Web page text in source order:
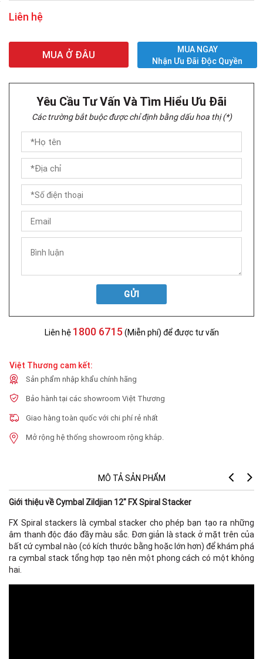
Liên hệ
MUA Ở ĐÂU
MUA NGAY
Nhận Ưu Đãi Độc Quyền
Yêu Cầu Tư Vấn Và Tìm Hiểu Ưu Đãi
Các trường bắt buộc được chỉ định bằng dấu hoa thị (*)
GỬI
Liên hệ 1800 6715 (Miễn phí) để được tư vấn
Việt Thương cam kết:
Sản phẩm nhập khẩu chính hãng
Bảo hành tại các showroom Việt Thương
Giao hàng toàn quốc với chi phí rẻ nhất
Mở rộng hệ thống showroom rộng khắp.
MÔ TẢ SẢN PHẨM
Giới thiệu về Cymbal Zildjian 12" FX Spiral Stacker
FX Spiral stackers là cymbal stacker cho phép bạn tạo ra những
âm thanh độc đáo đầy màu sắc. Đơn giản là stack ở mặt trên của
bất cứ cymbal nào (có kích thước bằng hoặc lớn hơn) để khám phá
ra cymbal stack tổng hợp tạo nên một phong cách có một không
hai.